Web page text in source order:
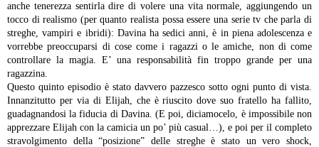
anche tenerezza sentirla dire di volere una vita normale, aggiungendo un
tocco di realismo (per quanto realista possa essere una serie tv che parla di
streghe, vampiri e ibridi): Davina ha sedici anni, è in piena adolescenza e
vorrebbe preoccuparsi di cose come i ragazzi o le amiche, non di come
controllare la magia. E’ una responsabilità fin troppo grande per una
ragazzina.
Questo quinto episodio è stato davvero pazzesco sotto ogni punto di vista.
Innanzitutto per via di Elijah, che è riuscito dove suo fratello ha fallito,
guadagnandosi la fiducia di Davina. (E poi, diciamocelo, è impossibile non
apprezzare Elijah con la camicia un po’ più casual…), e poi per il completo
stravolgimento della “posizione” delle streghe è stato un vero shock,